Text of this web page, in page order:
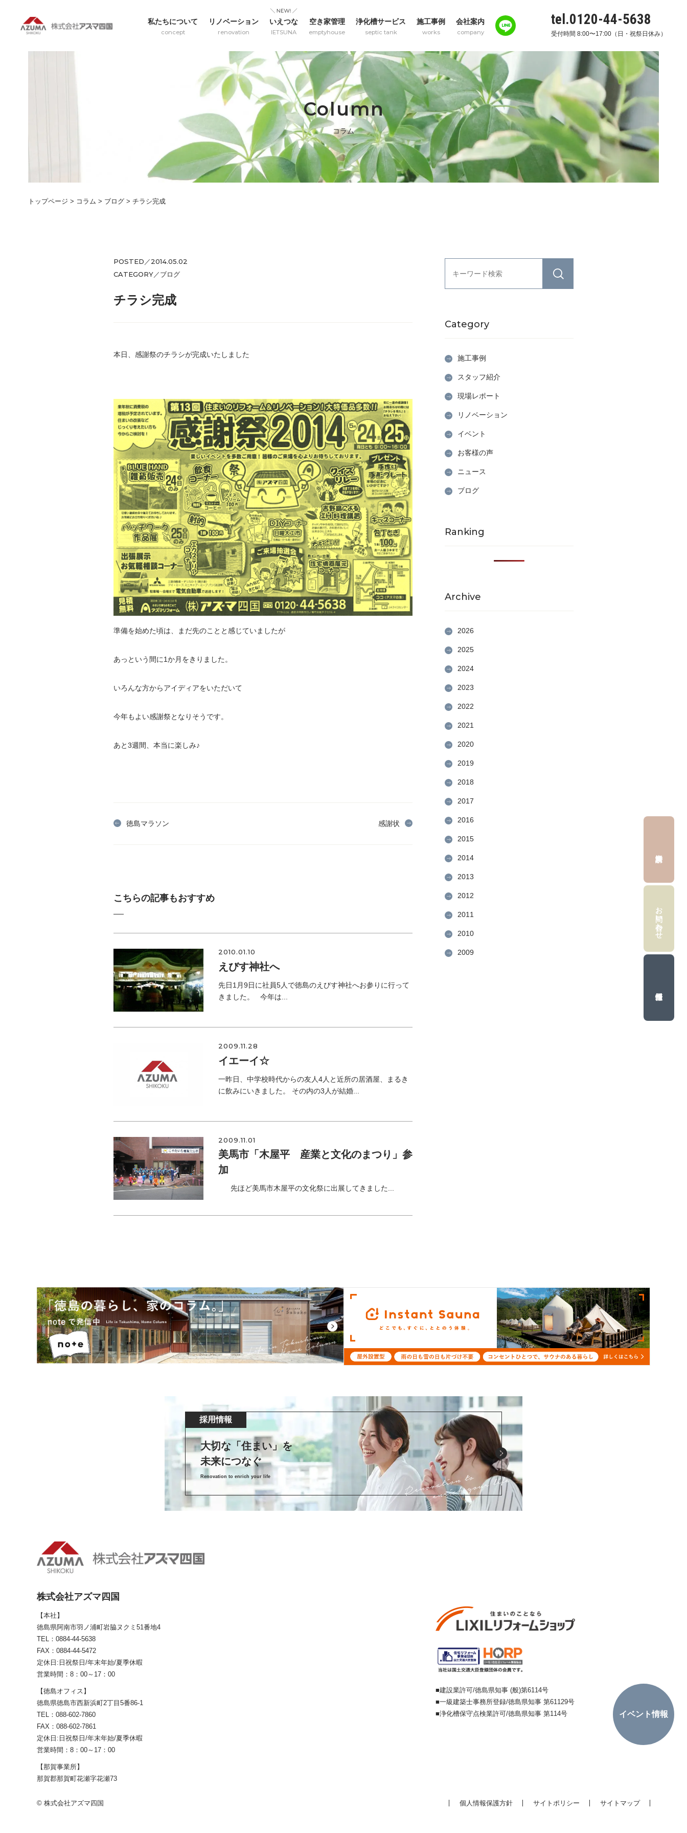
私たちについて
concept
リノベーション
renovation
いえつな
IETSUNA
空き家管理
emptyhouse
浄化槽サービス
septic tank
施工事例
works
会社案内
company
tel.0120-44-5638
受付時間 8:00〜17:00（日・祝祭日休み）
お問い合わせ
イベント情報
Column
コラム
トップページ > コラム > ブログ > チラシ完成
POSTED／2014.05.02
CATEGORY／ブログ
チラシ完成
本日、感謝祭のチラシが完成いたしました
準備を始めた頃は、まだ先のことと感じていましたが
あっという間に1か月をきりました。
いろんな方からアイディアをいただいて
今年もよい感謝祭となりそうです。
あと3週間、本当に楽しみ♪
徳島マラソン 感謝状
こちらの記事もおすすめ
2010.01.10
えびす神社へ
先日1月9日に社員5人で徳島のえびす神社へお参りに行って
きました。 今年は...
2009.11.28
イエーイ☆
一昨日、中学校時代からの友人4人と近所の居酒屋、まるき
に飲みにいきました。 その内の3人が結婚...
2009.11.01
美馬市「木屋平 産業と文化のまつり」参
加
先ほど美馬市木屋平の文化祭に出展してきました...
Category
施工事例
スタッフ紹介
現場レポート
リノベーション
イベント
お客様の声
ニュース
ブログ
Ranking
Archive
2026
2025
2024
2023
2022
2021
2020
2019
2018
2017
2016
2015
2014
2013
2012
2011
2010
2009
採用情報
大切な「住まい」を
未来につなぐ
Renovation to enrich your life
株式会社アズマ四国
【本社】
徳島県阿南市羽ノ浦町岩脇ヌクミ51番地4
TEL：0884-44-5638
FAX：0884-44-5472
定休日:日祝祭日/年末年始/夏季休暇
営業時間：8：00～17：00
【徳島オフィス】
徳島県徳島市西新浜町2丁目5番86-1
TEL：088-602-7860
FAX：088-602-7861
定休日:日祝祭日/年末年始/夏季休暇
営業時間：8：00～17：00
【那賀事業所】
那賀郡那賀町花瀬字花瀬73
■建設業許可/徳島県知事 (般)第6114号
■一級建築士事務所登録/徳島県知事 第61129号
■浄化槽保守点検業許可/徳島県知事 第114号
個人情報保護方針 サイトポリシー サイトマップ
© 株式会社アズマ四国